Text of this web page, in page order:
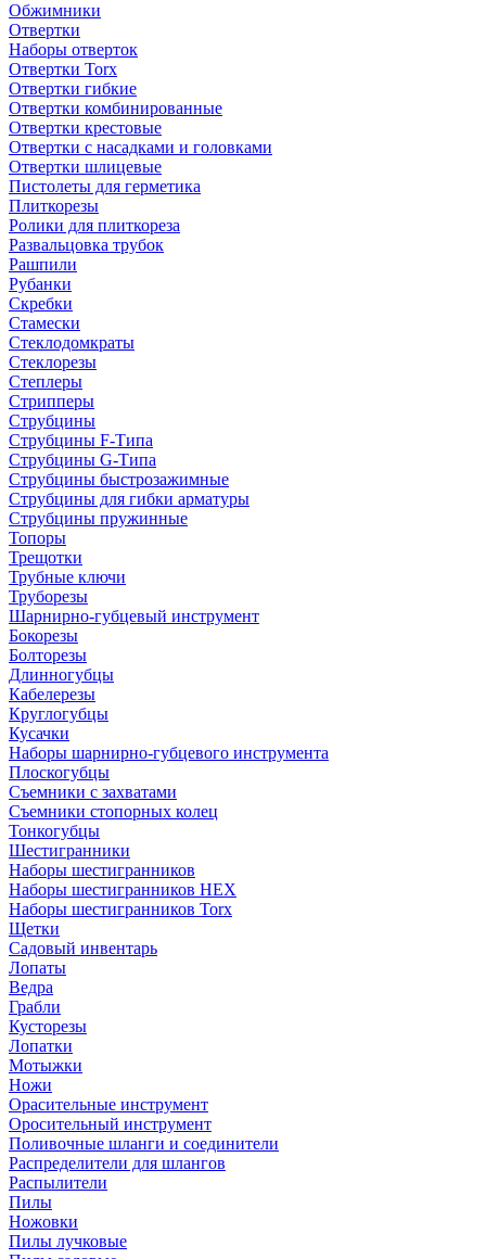
Обжимники
Отвертки
Наборы отверток
Отвертки Torx
Отвертки гибкие
Отвертки комбинированные
Отвертки крестовые
Отвертки с насадками и головками
Отвертки шлицевые
Пистолеты для герметика
Плиткорезы
Ролики для плиткореза
Развальцовка трубок
Рашпили
Рубанки
Скребки
Стамески
Стеклодомкраты
Стеклорезы
Степлеры
Стрипперы
Струбцины
Струбцины F-Типа
Струбцины G-Типа
Струбцины быстрозажимные
Струбцины для гибки арматуры
Струбцины пружинные
Топоры
Трещотки
Трубные ключи
Труборезы
Шарнирно-губцевый инструмент
Бокорезы
Болторезы
Длинногубцы
Кабелерезы
Круглогубцы
Кусачки
Наборы шарнирно-губцевого инструмента
Плоскогубцы
Съемники с захватами
Съемники стопорных колец
Тонкогубцы
Шестигранники
Наборы шестигранников
Наборы шестигранников HEX
Наборы шестигранников Torx
Щетки
Садовый инвентарь
Лопаты
Ведра
Грабли
Кусторезы
Лопатки
Мотыжки
Ножи
Орасительные инструмент
Оросительный инструмент
Поливочные шланги и соединители
Распределители для шлангов
Распылители
Пилы
Ножовки
Пилы лучковые